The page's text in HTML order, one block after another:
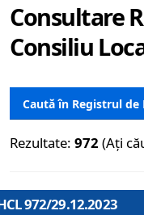
Consultare
Consiliu
Caută în Registrul
Rezultate: 972 (Ați
972/29.12.2023